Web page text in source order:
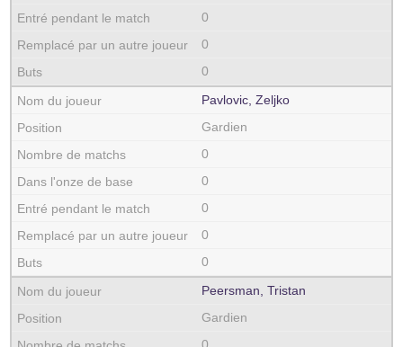
0
0
0
Pavlovic, Zeljko
Gardien
0
0
0
0
0
Peersman, Tristan
Gardien